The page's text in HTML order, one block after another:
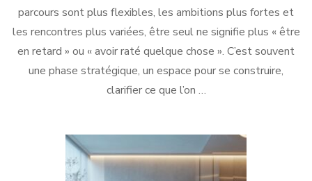
parcours sont plus flexibles, les ambitions plus fortes et
les rencontres plus variées, être seul ne signifie plus « être
en retard » ou « avoir raté quelque chose ». C’est souvent
une phase stratégique, un espace pour se construire,
clarifier ce que l’on …